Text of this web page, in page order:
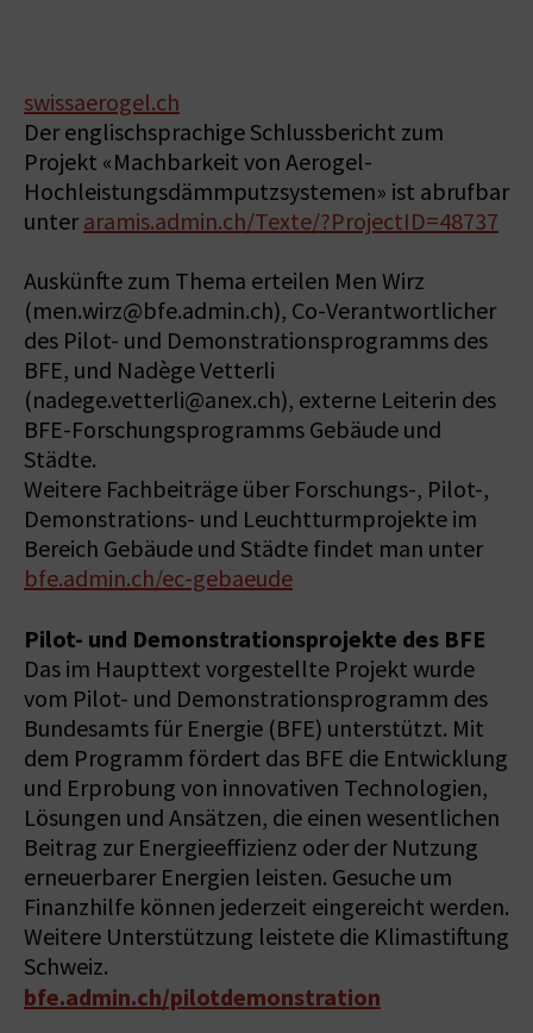
swissaerogel.ch
Der englischsprachige Schlussbericht zum
Projekt «Machbarkeit von Aerogel-
Hochleistungsdämmputzsystemen» ist abrufbar
unteraramis.admin.ch/Texte/?ProjectID=48737
Auskünfte zum Thema erteilen Men Wirz
(men.wirz@bfe.admin.ch), Co-Verantwortlicher
des Pilot- und Demonstrationsprogramms des
BFE, und Nadège Vetterli
(nadege.vetterli@anex.ch), externe Leiterin des
BFE-Forschungsprogramms Gebäude und
Städte.
Weitere Fachbeiträge über Forschungs-, Pilot-,
Demonstrations- und Leuchtturmprojekte im
Bereich Gebäude und Städte findet man unter
bfe.admin.ch/ec-gebaeude
Pilot- und Demonstrationsprojekte des BFE
Das im Haupttext vorgestellte Projekt wurde
vom Pilot- und Demonstrationsprogramm des
Bundesamts für Energie (BFE) unterstützt. Mit
dem Programm fördert das BFE die Entwicklung
und Erprobung von innovativen Technologien,
Lösungen und Ansätzen, die einen wesentlichen
Beitrag zur Energieeffizienz oder der Nutzung
erneuerbarer Energien leisten. Gesuche um
Finanzhilfe können jederzeit eingereicht werden.
Weitere Unterstützung leistete die Klimastiftung
Schweiz.
bfe.admin.ch/pilotdemonstration